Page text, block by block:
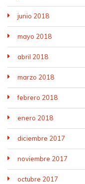
junio 2018
mayo 2018
abril 2018
marzo 2018
febrero 2018
enero 2018
diciembre 2017
noviembre 2017
octubre 2017